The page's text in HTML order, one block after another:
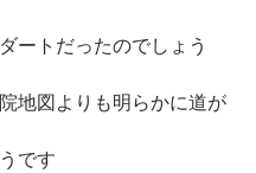
ートだったのでしょう
地図よりも明らかに道が
です